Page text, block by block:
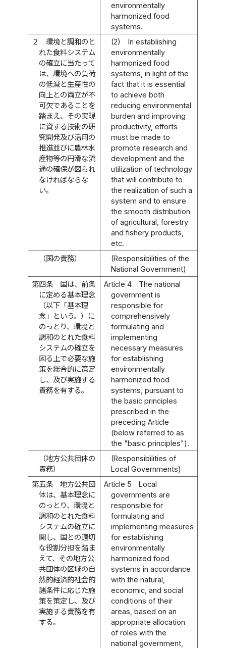
environmentally
harmonized food
systems.
２
環境と調和のと
れた食料システム
の確立に当たって
は、環境への負荷
の低減と生産性の
向上との両立が不
可欠であることを
踏まえ、その実現
に資する技術の研
究開発及び活用の
推進並びに農林水
産物等の円滑な流
通の確保が図られ
なければならな
い。
(2)
In establishing
environmentally
harmonized food
systems, in light of the
fact that it is essential
to achieve both
reducing environmental
burden and improving
productivity, efforts
must be made to
promote research and
development and the
utilization of technology
that will contribute to
the realization of such a
system and to ensure
the smooth distribution
of agricultural, forestry
and fishery products,
etc.
（国の責務）
(Responsibilities of the
National Government)
第四条
国は、前条
に定める基本理念
（以下「基本理
念」という。）に
のっとり、環境と
調和のとれた食料
システムの確立を
図る上で必要な施
策を総合的に策定
し、及び実施する
責務を有する。
Article 4
The national
government is
responsible for
comprehensively
formulating and
implementing
necessary measures
for establishing
environmentally
harmonized food
systems, pursuant to
the basic principles
prescribed in the
preceding Article
(below referred to as
the "basic principles").
（地方公共団体の
責務）
(Responsibilities of
Local Governments)
第五条
地方公共団
体は、基本理念に
のっとり、環境と
調和のとれた食料
システムの確立に
関し、国との適切
な役割分担を踏ま
えて、その地方公
共団体の区域の自
然的経済的社会的
諸条件に応じた施
策を策定し、及び
実施する責務を有
する。
Article 5
Local
governments are
responsible for
formulating and
implementing measures
for establishing
environmentally
harmonized food
systems in accordance
with the natural,
economic, and social
conditions of their
areas, based on an
appropriate allocation
of roles with the
national government,